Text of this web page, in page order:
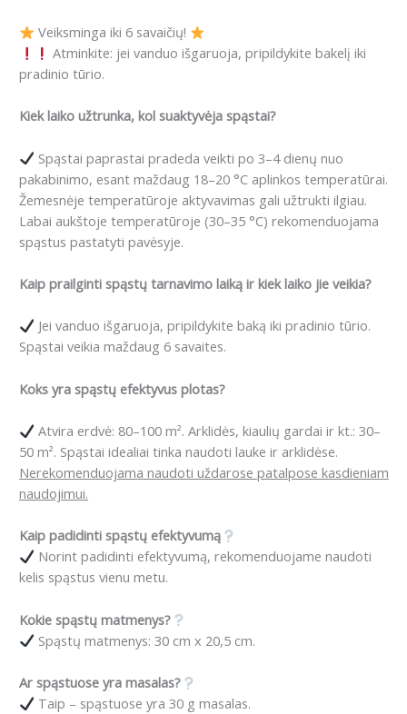
Veiksminga iki 6 savaičių!
Atminkite: jei vanduo išgaruoja, pripildykite bakelį iki
pradinio tūrio.
Kiek laiko užtrunka, kol suaktyvėja spąstai?
Spąstai paprastai pradeda veikti po 3–4 dienų nuo
pakabinimo, esant maždaug 18–20 °C aplinkos temperatūrai.
Žemesnėje temperatūroje aktyvavimas gali užtrukti ilgiau.
Labai aukštoje temperatūroje (30–35 °C) rekomenduojama
spąstus pastatyti pavėsyje.
Kaip prailginti spąstų tarnavimo laiką ir kiek laiko jie veikia?
Jei vanduo išgaruoja, pripildykite baką iki pradinio tūrio.
Spąstai veikia maždaug 6 savaites.
Koks yra spąstų efektyvus plotas?
Atvira erdvė: 80–100 m². Arklidės, kiaulių gardai ir kt.: 30–
50 m². Spąstai idealiai tinka naudoti lauke ir arklidėse.
Nerekomenduojama naudoti uždarose patalpose kasdieniam
naudojimui.
Kaip padidinti spąstų efektyvumą
Norint padidinti efektyvumą, rekomenduojame naudoti
kelis spąstus vienu metu.
Kokie spąstų matmenys?
Spąstų matmenys: 30 cm x 20,5 cm.
Ar spąstuose yra masalas?
Taip – ​​spąstuose yra 30 g masalas.